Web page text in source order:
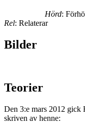
Hörd:
Rel: Relaterar
Bilder
Teorier
Den 3:e mars 2012 gick
skriven av henne: